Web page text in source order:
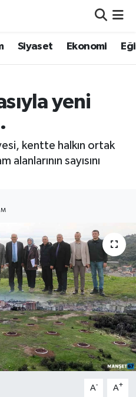
Siyaset Ekonomi
yeni
kentte halkın ortak
sayısını
A- A+